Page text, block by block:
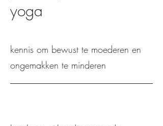
yoga
kennis om bewust te moederen en
ongemakken te minderen